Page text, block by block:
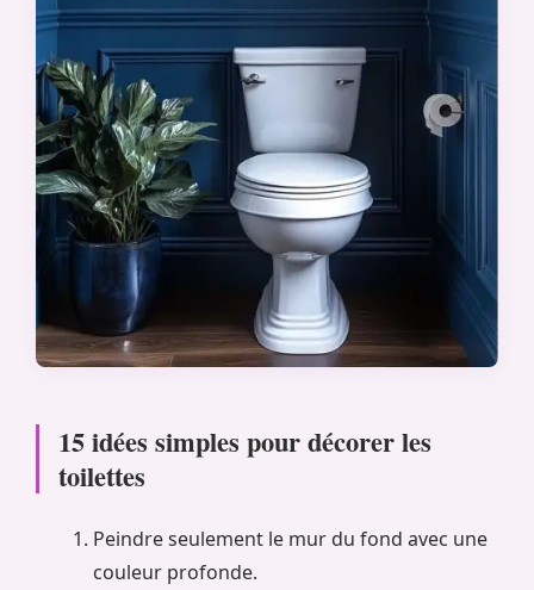
15 idées simples pour décorer les
toilettes
Peindre seulement le mur du fond avec une
couleur profonde.